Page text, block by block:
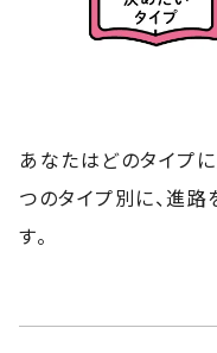
あなたはどのタイプ
つのタイプ別に、進
す。